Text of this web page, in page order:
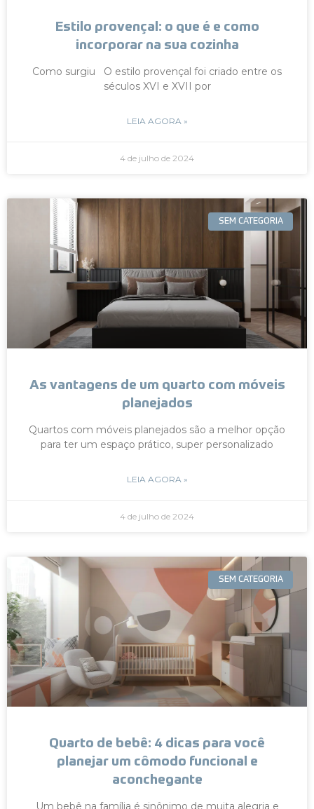
Estilo provençal: o que é e como
incorporar na sua cozinha
Como surgiu O estilo provençal foi criado entre os
séculos XVI e XVII por
LEIA AGORA »
4 de julho de 2024
SEM CATEGORIA
As vantagens de um quarto com móveis
planejados
Quartos com móveis planejados são a melhor opção
para ter um espaço prático, super personalizado
LEIA AGORA »
4 de julho de 2024
SEM CATEGORIA
Quarto de bebê: 4 dicas para você
planejar um cômodo funcional e
aconchegante
Um bebê na família é sinônimo de muita alegria e